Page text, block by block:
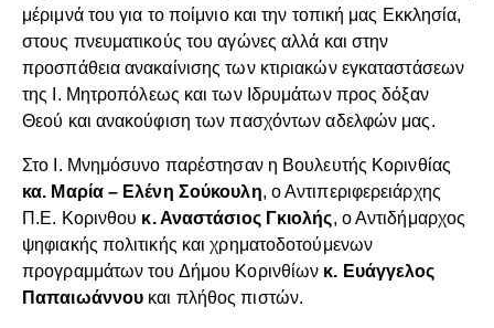
μέριμνά του για το ποίμνιο και την τοπική μας Εκκλησία,
στους πνευματικούς του αγώνες αλλά και στην
προσπάθεια ανακαίνισης των κτιριακών εγκαταστάσεων
της Ι. Μητροπόλεως και των Ιδρυμάτων προς δόξαν
Θεού και ανακούφιση των πασχόντων αδελφών μας.
Στο Ι. Μνημόσυνο παρέστησαν η Βουλευτής Κορινθίας
κα. Μαρία – Ελένη Σούκουλη, ο Αντιπεριφερειάρχης
Π.Ε. Κορινθου κ. Αναστάσιος Γκιολής, ο Αντιδήμαρχος
ψηφιακής πολιτικής και χρηματοδοτούμενων
προγραμμάτων του Δήμου Κορινθίων κ. Ευάγγελος
Παπαιωάννου και πλήθος πιστών.